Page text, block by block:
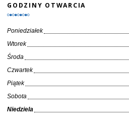
GODZINY OTWARCIA
Poniedziałek
Wtorek
Środa
Czwartek
Piątek
Sobota
Niedziela